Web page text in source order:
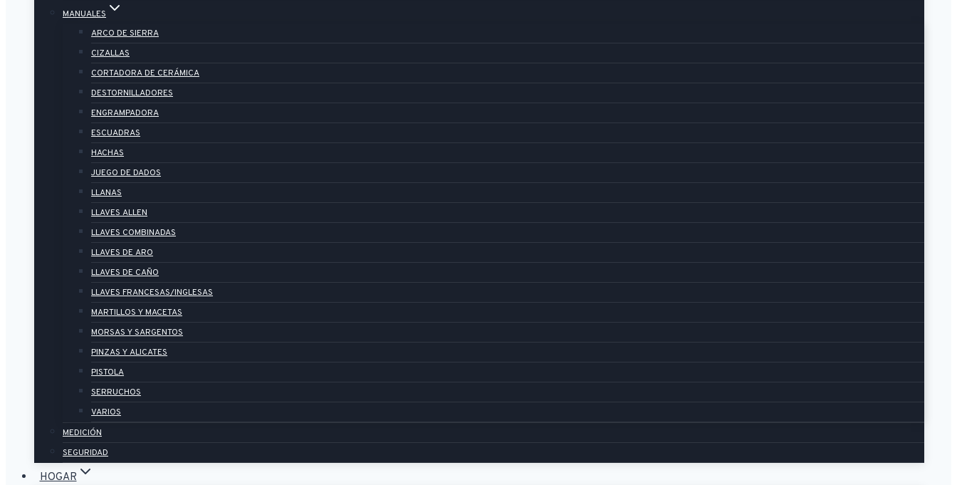
MANUALES
ARCO DE SIERRA
CIZALLAS
CORTADORA DE CERÁMICA
DESTORNILLADORES
ENGRAMPADORA
ESCUADRAS
HACHAS
JUEGO DE DADOS
LLANAS
LLAVES ALLEN
LLAVES COMBINADAS
LLAVES DE ARO
LLAVES DE CAÑO
LLAVES FRANCESAS/INGLESAS
MARTILLOS Y MACETAS
MORSAS Y SARGENTOS
PINZAS Y ALICATES
PISTOLA
SERRUCHOS
VARIOS
MEDICIÓN
SEGURIDAD
HOGAR